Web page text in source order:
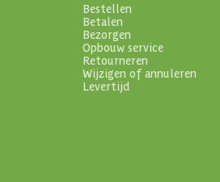
Bestellen
Betalen
Bezorgen
Opbouw service
Retourneren
Wijzigen of annuleren
Levertijd